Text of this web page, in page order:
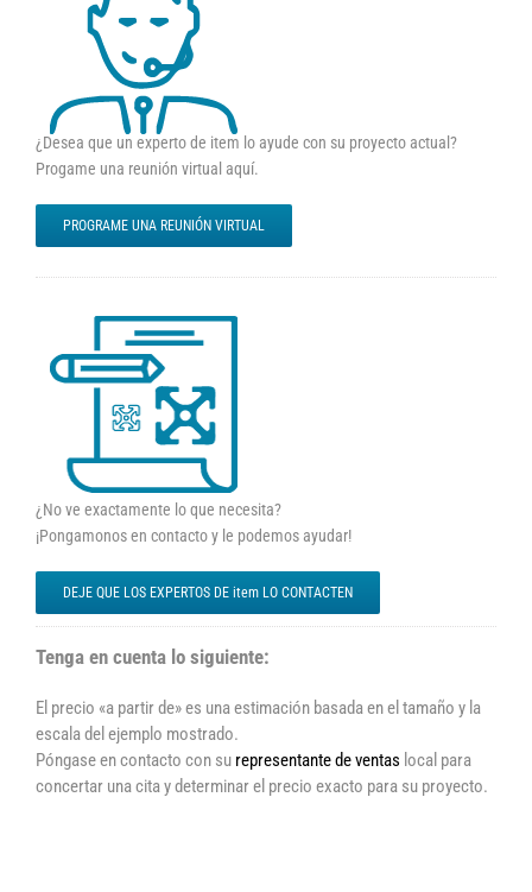
¿Desea que un experto de item lo ayude con su proyecto actual?
Progame una reunión virtual aquí.
PROGRAME UNA REUNIÓN VIRTUAL
¿No ve exactamente lo que necesita?
¡Pongamonos en contacto y le podemos ayudar!
DEJE QUE LOS EXPERTOS DE item LO CONTACTEN
Tenga en cuenta lo siguiente:
El precio «a partir de» es una estimación basada en el tamaño y la
escala del ejemplo mostrado.
Póngase en contacto con su representante de ventas local para
concertar una cita y determinar el precio exacto para su proyecto.